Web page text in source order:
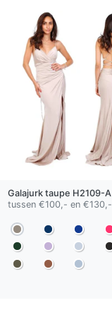
Galajurk taupe H2109-A
tussen €100,- en €130,-